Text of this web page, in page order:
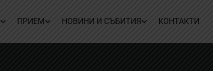
ПРИЕМ НОВИНИ И СЪБИТИЯ КОНТАКТИ